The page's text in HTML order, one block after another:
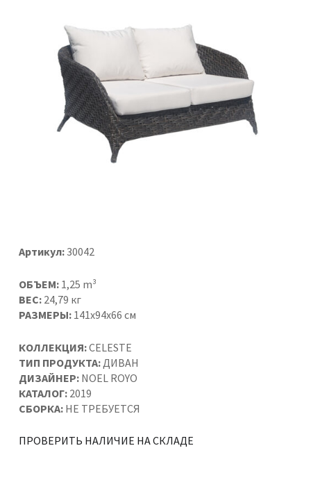
Артикул:30042
ОБЪЕМ: 1,25 m³
ВЕС: 24,79 кг
РАЗМЕРЫ: 141x94x66 см
КОЛЛЕКЦИЯ:CELESTE
ТИП ПРОДУКТА: ДИВАН
ДИЗАЙНЕР: NOEL ROYO
КАТАЛОГ: 2019
СБОРКА: НЕ ТРЕБУЕТСЯ
ПРОВЕРИТЬ НАЛИЧИЕ НА СКЛАДЕ